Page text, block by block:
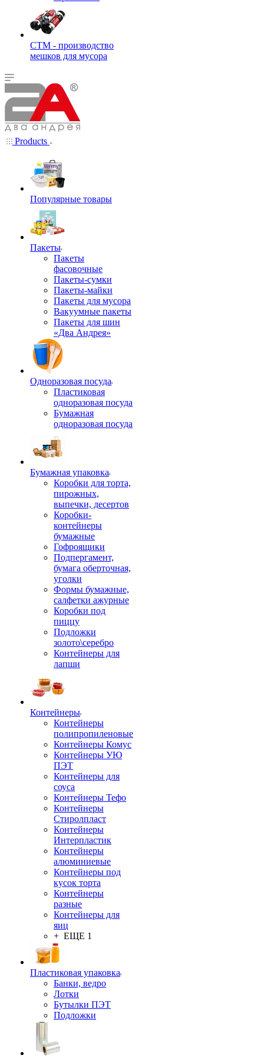
СТМ - производство
мешков для мусора
Products
Популярные товары
Пакеты
Пакеты
фасовочные
Пакеты-сумки
Пакеты-майки
Пакеты для мусора
Вакуумные пакеты
Пакеты для шин
«Два Андрея»
Одноразовая посуда
Пластиковая
одноразовая посуда
Бумажная
одноразовая посуда
Бумажная упаковка
Коробки для торта,
пирожных,
выпечки, десертов
Коробки-
контейнеры
бумажные
Гофроящики
Подпергамент,
бумага оберточная,
уголки
Формы бумажные,
салфетки ажурные
Коробки под
пиццу
Подложки
золото\серебро
Контейнеры для
лапши
Контейнеры
Контейнеры
полипропиленовые
Контейнеры Комус
Контейнеры УЮ
ПЭТ
Контейнеры для
соуса
Контейнеры Тефо
Контейнеры
Стиролпласт
Контейнеры
Интерпластик
Контейнеры
алюминиевые
Контейнеры под
кусок торта
Контейнеры
разные
Контейнеры для
яиц
+ ЕЩЕ 1
Пластиковая упаковка
Банки, ведро
Лотки
Бутылки ПЭТ
Подложки